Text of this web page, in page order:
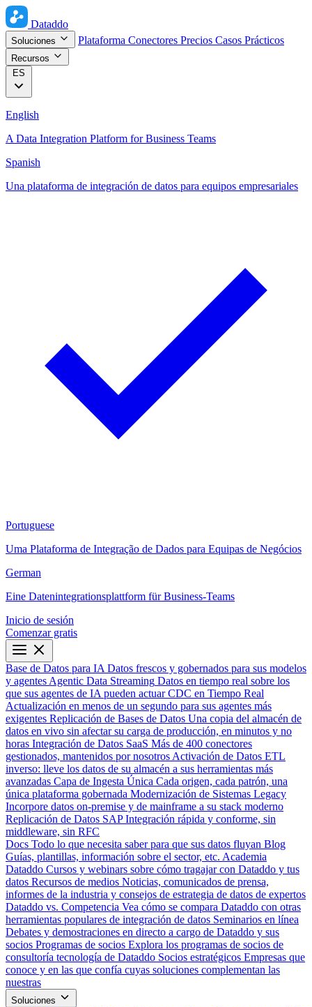
Dataddo
Soluciones Plataforma Conectores Precios Casos Prácticos
Recursos
ES
English
A Data Integration Platform for Business Teams
Spanish
Una plataforma de integración de datos para equipos empresariales
Portuguese
Uma Plataforma de Integração de Dados para Equipas de Negócios
German
Eine Datenintegrationsplattform für Business-Teams
Inicio de sesión
Comenzar gratis
Base de Datos para IA Datos frescos y gobernados para sus modelos
y agentes Agentic Data Streaming Datos en tiempo real sobre los
que sus agentes de IA pueden actuar CDC en Tiempo Real
Actualización en menos de un segundo para sus agentes más
exigentes Replicación de Bases de Datos Una copia del almacén de
datos en vivo sin afectar su carga de producción, en minutos y no
horas Integración de Datos SaaS Más de 400 conectores
gestionados, mantenidos por nosotros Activación de Datos ETL
inverso: lleve los datos de su almacén a sus herramientas más
avanzadas Capa de Ingesta Única Cada origen, cada patrón, una
única plataforma gobernada Modernización de Sistemas Legacy
Incorpore datos on-premise y de mainframe a su stack moderno
Replicación de Datos SAP Integración rápida y conforme, sin
middleware, sin RFC
Docs Todo lo que necesita saber para que sus datos fluyan Blog
Guías, plantillas, información sobre el sector, etc. Academia
Dataddo Cursos y webinars sobre cómo tragajar con Dataddo y tus
datos Recursos de medios Noticias, comunicados de prensa,
informes de la industria y consejos de estrategia de datos de expertos
Dataddo vs. Competencia Vea cómo se compara Dataddo con otras
herramientas populares de integración de datos Seminarios en línea
Debates y demostraciones en directo a cargo de Dataddo y sus
socios Programas de socios Explora los programas de socios de
consultoría tecnología de Dataddo Socios estratégicos Empresas que
conoce y en las que confía cuyas soluciones complementan las
nuestras
Soluciones